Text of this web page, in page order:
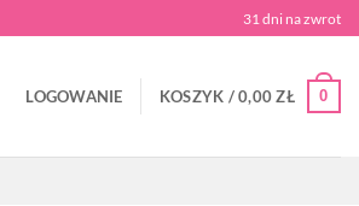
31 dni na zwrot
LOGOWANIE KOSZYK /0,00ZŁ 0